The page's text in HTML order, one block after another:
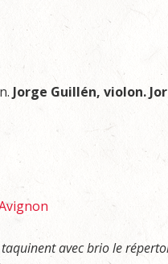
Jorge Guillén, violon.
avec brio le